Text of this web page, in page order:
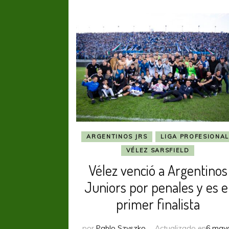
ARGENTINOS JRS
LIGA PROFESIONAL
VÉLEZ SARSFIELD
Vélez venció a Argentinos
Juniors por penales y es
primer finalista